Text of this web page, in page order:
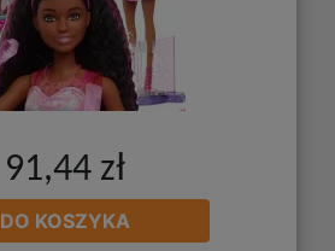
91,44 zł
DO KOSZYKA